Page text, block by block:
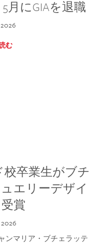
月にGIAを退職
む
校卒業生がブチ
エリーデザイ
賞
ンマリア・ブチェラッテ